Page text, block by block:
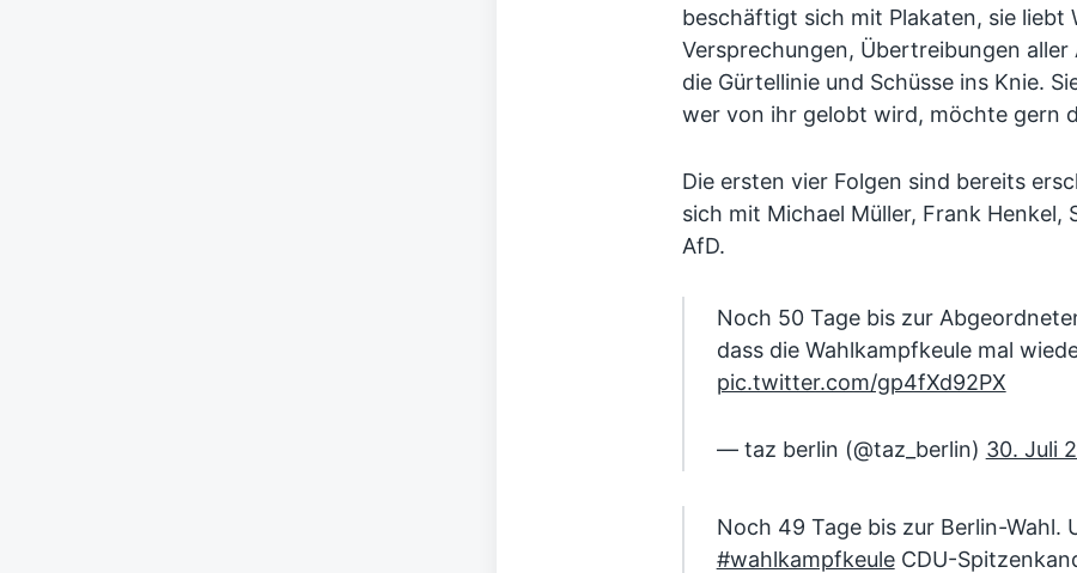
beschäftigt sich mit Plakaten, sie liebt
Versprechungen, Übertreibungen
die Gürtellinie und Schüsse ins Knie.
wer von ihr gelobt wird, möchte gern
Die ersten vier Folgen sind bereits
sich mit Michael Müller, Frank Henkel,
AfD.
Noch 50 Tage bis zur
dass die Wahlkampfkeule mal
pic.twitter.com/gp4fXd92PX
— taz berlin (@taz_berlin) 30. Juli
Noch 49 Tage bis zur Berlin-Wahl.
#wahlkampfkeuleCDU-